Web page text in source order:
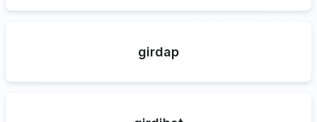
girdap